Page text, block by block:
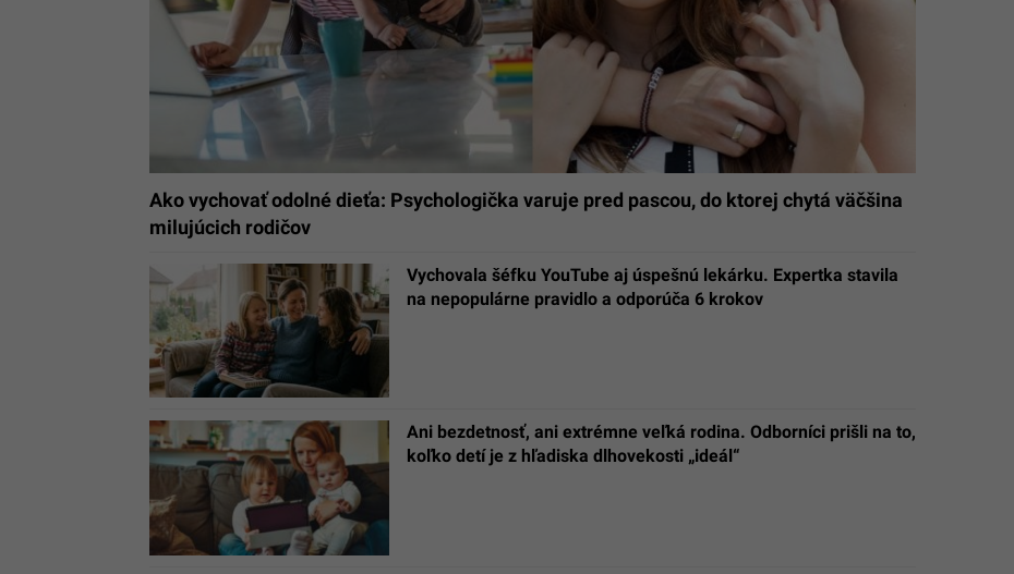
Ako vychovať odolné dieťa: Psychologička varuje pred pascou, do ktorej chytá väčšina
milujúcich rodičov
Vychovala šéfku YouTube aj úspešnú lekárku. Expertka stavila
na nepopulárne pravidlo a odporúča 6 krokov
Ani bezdetnosť, ani extrémne veľká rodina. Odborníci prišli na to,
koľko detí je z hľadiska dlhovekosti „ideál“